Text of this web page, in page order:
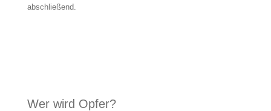
abschließend.
Wer wird Opfer?